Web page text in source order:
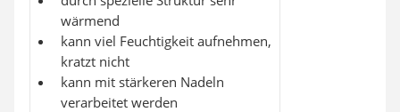
wärmend
kann viel Feuchtigkeit aufnehmen,
kratzt nicht
kann mit stärkeren Nadeln
verarbeitet werden